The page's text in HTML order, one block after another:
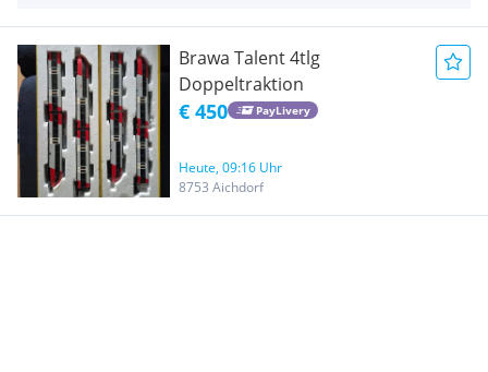
Brawa Talent 4tlg
Doppeltraktion
€ 450 PayLivery
Heute, 09:16 Uhr
8753 Aichdorf